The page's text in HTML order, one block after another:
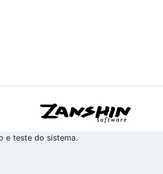
e teste do sistema.